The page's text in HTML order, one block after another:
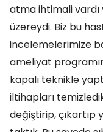
atma ihtimali
üzereydi. Biz bu
incelemelerimize
ameliyat
kapalı teknikle
iltihapları
değiştirip, çıkartıp